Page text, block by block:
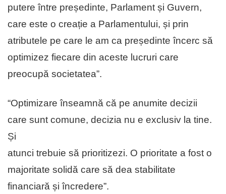
putere între președinte, Parlament și Guvern,
care este o creație a Parlamentului, și prin
atributele pe care le am ca președinte încerc să
optimizez fiecare din aceste lucruri care
preocupă societatea”.
“Optimizare înseamnă că pe anumite decizii
care sunt comune, decizia nu e exclusiv la tine.
Și
atunci trebuie să prioritizezi. O prioritate a fost o
majoritate solidă care să dea stabilitate
financiară și încredere”.